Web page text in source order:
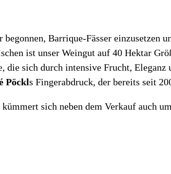
begonnen, Barrique-Fässer einzusetzen
ist unser Weingut auf 40 Hektar
die sich durch intensive Frucht,
Pöckls Fingerabdruck, der bereits seit
kümmert sich neben dem Verkauf auch